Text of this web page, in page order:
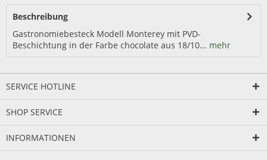
Beschreibung
Gastronomiebesteck Modell Monterey mit PVD-
Beschichtung in der Farbe chocolate aus 18/10... mehr
SERVICE HOTLINE
SHOP SERVICE
INFORMATIONEN